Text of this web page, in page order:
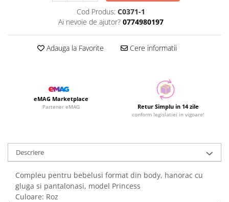
Cod Produs: C0371-1
Ai nevoie de ajutor? 0774980197
Adauga la Favorite Cere informatii
eMAG Marketplace
Partener eMAG Retur Simplu in 14 zile
conform legislatiei in vigoare!
Descriere
Compleu pentru bebelusi format din body, hanorac cu
gluga si pantalonasi, model Princess
Culoare: Roz